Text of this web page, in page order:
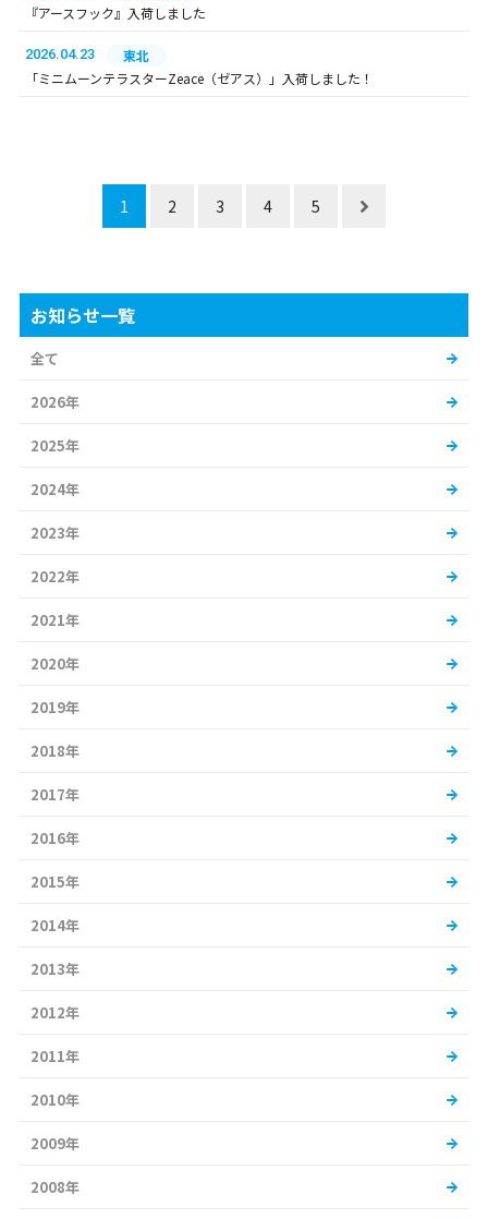
『アースフック』入荷しました
2026.04.23
東北
「ミニムーンテラスターZeace（ゼアス）」入荷しました！
1 2 3 4 5
お知らせ一覧
全て
2026年
2025年
2024年
2023年
2022年
2021年
2020年
2019年
2018年
2017年
2016年
2015年
2014年
2013年
2012年
2011年
2010年
2009年
2008年